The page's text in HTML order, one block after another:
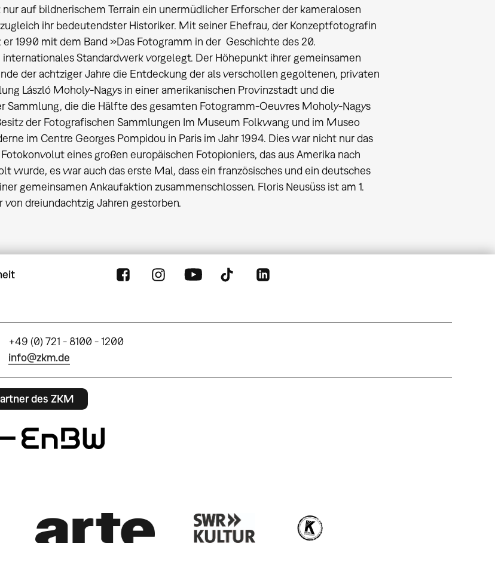
auf bildnerischem Terrain ein unermüdlicher Erforscher der kameralosen
ihr bedeutendster Historiker. Mit seiner Ehefrau, der Konzeptfotografin
er 1990 mit dem Band »Das Fotogramm in der Geschichte des 20.
Standardwerk vorgelegt. Der Höhepunkt ihrer gemeinsamen
der achtziger Jahre die Entdeckung der als verschollen gegoltenen, privaten
László Moholy-Nagys in einer amerikanischen Provinzstadt und die
Sammlung, die die Hälfte des gesamten Fotogramm-Oeuvres Moholy-Nagys
der Fotografischen Sammlungen Im Museum Folkwang und im Museo
im Centre Georges Pompidou in Paris im Jahr 1994. Dies war nicht nur das
eines großen europäischen Fotopioniers, das aus Amerika nach
wurde, es war auch das erste Mal, dass ein französisches und ein deutsches
gemeinsamen Ankaufaktion zusammenschlossen. Floris Neusüss ist am 1.
dreiundachtzig Jahren gestorben.
+49 (0) 721 - 8100 - 1200
info@zkm.de
des ZKM